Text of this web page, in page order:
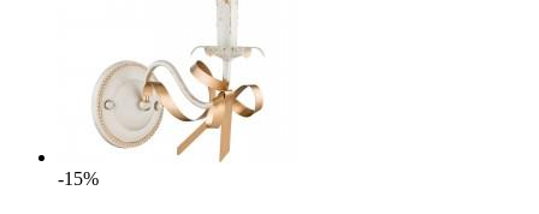
-15%